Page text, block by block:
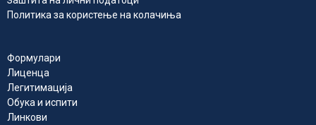
Политика за користење на колачиња
Формулари
Лиценца
Легитимација
Обука и испити
Линкови